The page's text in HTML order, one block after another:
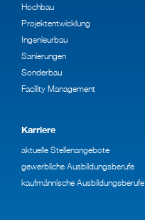
Hochbau
Projektentwicklung
Ingenieurbau
Sanierungen
Sonderbau
Facility Management
Karriere
aktuelle Stellenangebote
gewerbliche Ausbildungsberufe
kaufmännische Ausbildungsberufe